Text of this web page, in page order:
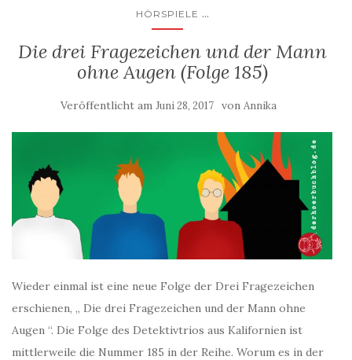
HÖRSPIELE ...
Die drei Fragezeichen und der Mann
ohne Augen (Folge 185)
Veröffentlicht am Juni 28, 2017 von Annika
Wieder einmal ist eine neue Folge der Drei Fragezeichen
erschienen, „ Die drei Fragezeichen und der Mann ohne
Augen “. Die Folge des Detektivtrios aus Kalifornien ist
mittlerweile die Nummer 185 in der Reihe. Worum es in der